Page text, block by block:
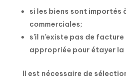
si les biens sont importés
commerciales;
s’il n’existe pas de
appropriée pour étayer la
Il est nécessaire de